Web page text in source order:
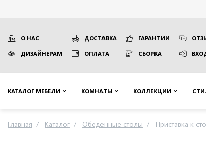
О НАС ДОСТАВКА ГАРАНТИИ
ДИЗАЙНЕРАМ ОПЛАТА СБОРКА
КАТАЛОГ МЕБЕЛИ КОМНАТЫ КОЛЛЕКЦИИ
Главная Каталог Обеденные столы Приставка к